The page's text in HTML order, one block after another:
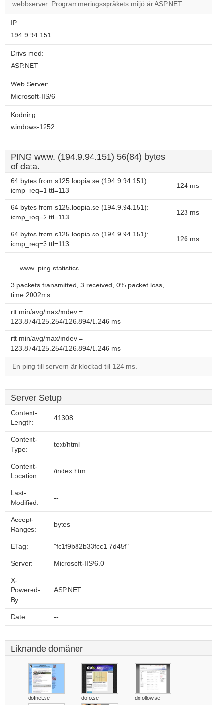
Do you
own this
OK
webbserver. Programmeringsspråkets miljö är ASP.NET.
IP:
194.9.94.151
Drivs med:
ASP.NET
Web Server:
Microsoft-IIS/6
Kodning:
windows-1252
PING www. (194.9.94.151) 56(84) bytes
of data.
64 bytes from s125.loopia.se (194.9.94.151):
icmp_req=1 ttl=113
124 ms
64 bytes from s125.loopia.se (194.9.94.151):
icmp_req=2 ttl=113
123 ms
64 bytes from s125.loopia.se (194.9.94.151):
icmp_req=3 ttl=113
126 ms
--- www. ping statistics ---
3 packets transmitted, 3 received, 0% packet loss,
time 2002ms
rtt min/avg/max/mdev =
123.874/125.254/126.894/1.246 ms
rtt min/avg/max/mdev =
123.874/125.254/126.894/1.246 ms
En ping till servern är klockad till 124 ms.
Server Setup
Content-
Length:
41308
Content-
Type:
text/html
Content-
Location:
/index.htm
Last-
Modified:
--
Accept-
Ranges:
bytes
ETag: "fc1f9b82b33fcc1:7d45f"
Server: Microsoft-IIS/6.0
X-
Powered-
By:
ASP.NET
Date: --
Liknande domäner
dofnet.se dofo.se dofollow.se